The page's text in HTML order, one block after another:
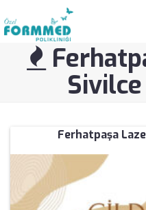
Ferhatpaşa